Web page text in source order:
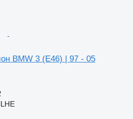
BMW 3 (E46) | 97 - 05